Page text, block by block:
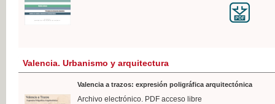
Valencia. Urbanismo y arquitectura
Valencia a trazos: expresión poligráfica arquitectónica
Archivo electrónico. PDF acceso libre